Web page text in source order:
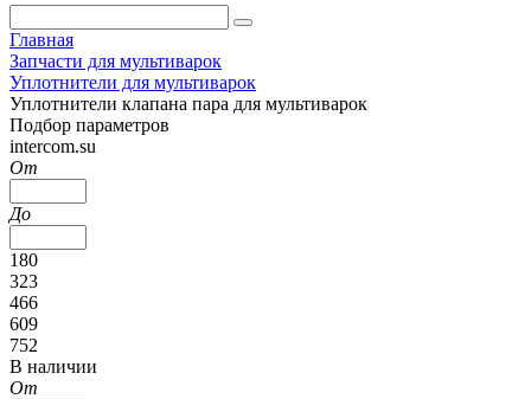
Главная
Запчасти для мультиварок
Уплотнители для мультиварок
Уплотнители клапана пара для мультиварок
Подбор параметров
intercom.su
От
До
180
323
466
609
752
В наличии
От